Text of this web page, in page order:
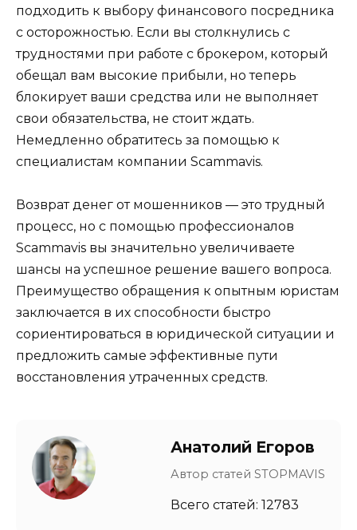
подходить к выбору финансового посредника
с осторожностью. Если вы столкнулись с
трудностями при работе с брокером, который
обещал вам высокие прибыли, но теперь
блокирует ваши средства или не выполняет
свои обязательства, не стоит ждать.
Немедленно обратитесь за помощью к
специалистам компании Scammavis.
Возврат денег от мошенников — это трудный
процесс, но с помощью профессионалов
Scammavis вы значительно увеличиваете
шансы на успешное решение вашего вопроса.
Преимущество обращения к опытным юристам
заключается в их способности быстро
сориентироваться в юридической ситуации и
предложить самые эффективные пути
восстановления утраченных средств.
Анатолий Егоров
Автор статей STOPMAVIS
Всего статей: 12783